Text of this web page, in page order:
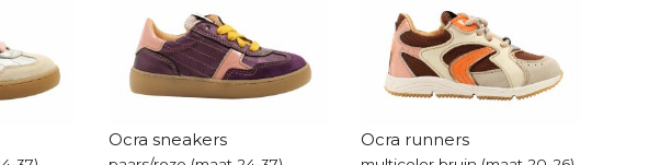
Ocra sneakers Ocra runners